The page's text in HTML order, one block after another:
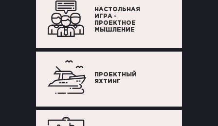
НАСТОЛЬНАЯ
ИГРА -
ПРОЕКТНОЕ
МЫШЛЕНИЕ
ПРОЕКТНЫЙ
ЯХТИНГ